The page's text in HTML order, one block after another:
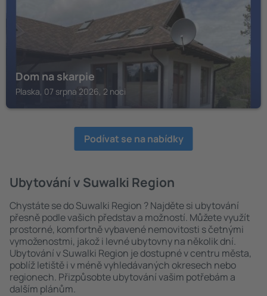
Dom na skarpie
Plaska, 07 srpna 2026, 2 noci
Podívat se na nabídky
Ubytování v Suwalki Region
Chystáte se do Suwalki Region ? Najděte si ubytování
přesně podle vašich představ a možností. Můžete využít
prostorné, komfortně vybavené nemovitosti s četnými
vymoženostmi, jakož i levné ubytovny na několik dní.
Ubytování v Suwalki Region je dostupné v centru města,
poblíž letiště i v méně vyhledávaných okresech nebo
regionech. Přizpůsobte ubytování vašim potřebám a
dalším plánům.